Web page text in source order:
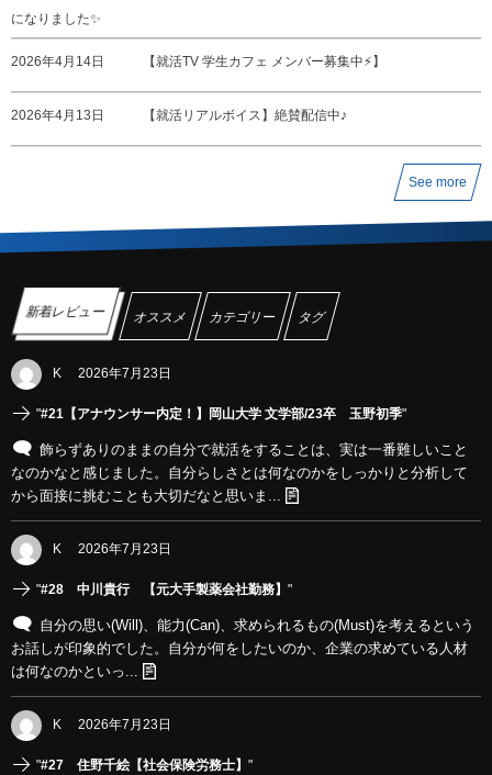
になりました✨
2026年4月14日 【就活TV 学生カフェ メンバー募集中⚡️】
2026年4月13日 【就活リアルボイス】絶賛配信中♪
See more
新着レビュー オススメ カテゴリー タグ
K 2026年7月23日
"#21【アナウンサー内定！】岡山大学 文学部/23卒 玉野初季"
飾らずありのままの自分で就活をすることは、実は一番難しいこと
なのかなと感じました。自分らしさとは何なのかをしっかりと分析して
から面接に挑むことも大切だなと思いま...
K 2026年7月23日
"#28 中川貴行 【元大手製薬会社勤務】 "
自分の思い(Will)、能力(Can)、求められるもの(Must)を考えるという
お話しが印象的でした。自分が何をしたいのか、企業の求めている人材
は何なのかといっ...
K 2026年7月23日
"#27 住野千絵【社会保険労務士】 "